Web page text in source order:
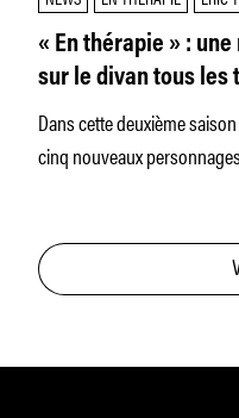
« En thérapie » :
sur le divan tous les
Dans cette deuxième
cinq nouveaux